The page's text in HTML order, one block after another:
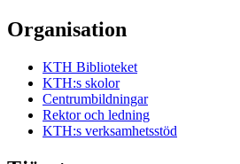
Organisation
KTH Biblioteket
KTH:s skolor
Centrumbildningar
Rektor och ledning
KTH:s verksamhetsstöd